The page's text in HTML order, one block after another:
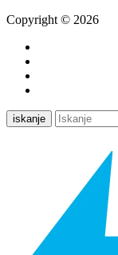
Copyright © 2026
iskanje